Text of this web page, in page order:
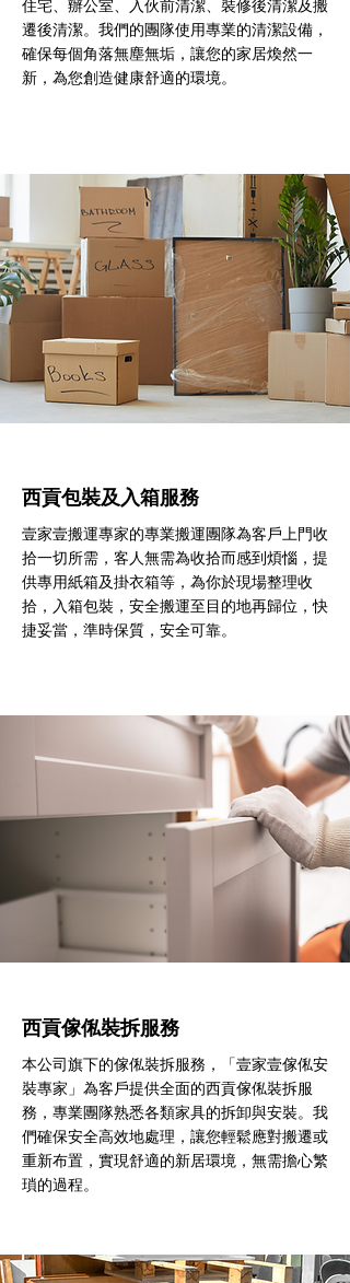
住宅、辦公室、入伙前清潔、裝修後清潔及搬
遷後清潔。我們的團隊使用專業的清潔設備，
確保每個角落無塵無垢，讓您的家居煥然一
新，為您創造健康舒適的環境。
西貢包裝及入箱服務
壹家壹搬運專家的專業搬運團隊為客戶上門收
拾一切所需，客人無需為收拾而感到煩惱，提
供專用紙箱及掛衣箱等，為你於現場整理收
拾，入箱包裝，安全搬運至目的地再歸位，快
捷妥當，準時保質，安全可靠。
西貢傢俬裝拆服務
本公司旗下的傢俬裝拆服務，「壹家壹傢俬安
裝專家」為客戶提供全面的西貢傢俬裝拆服
務，專業團隊熟悉各類家具的拆卸與安裝。我
們確保安全高效地處理，讓您輕鬆應對搬遷或
重新布置，實現舒適的新居環境，無需擔心繁
瑣的過程。